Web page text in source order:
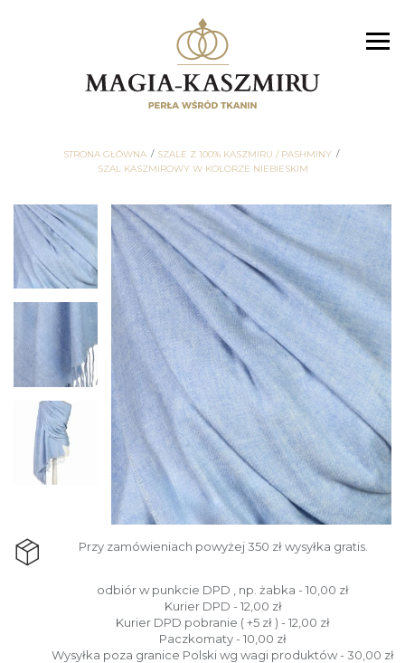
STRONA GŁÓWNA
SZALE Z 100% KASZMIRU / PASHMINY
SZAL KASZMIROWY W KOLORZE NIEBIESKIM
Przy zamówieniach powyżej 350 zł wysyłka gratis.
odbiór w punkcie DPD , np. żabka - 10,00 zł
Kurier DPD - 12,00 zł
Kurier DPD pobranie ( +5 zł ) - 12,00 zł
Paczkomaty - 10,00 zł
Wysyłka poza granice Polski wg wagi produktów - 30,00 zł